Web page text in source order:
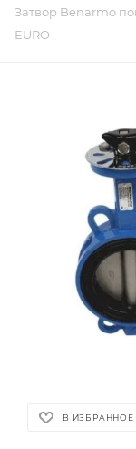
Затвор Benarmo
EURO
В ИЗБРАННОЕ